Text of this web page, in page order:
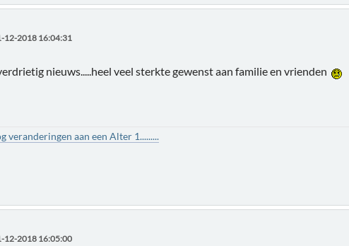
12-2018 16:04:31
nieuws.....heel veel sterkte gewenst aan familie en vrienden
veranderingen aan een Alter 1.........
12-2018 16:05:00